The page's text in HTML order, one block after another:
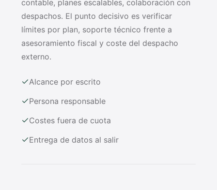
contable, planes escalables, colaboración con
despachos. El punto decisivo es verificar
límites por plan, soporte técnico frente a
asesoramiento fiscal y coste del despacho
externo.
Alcance por escrito
Persona responsable
Costes fuera de cuota
Entrega de datos al salir